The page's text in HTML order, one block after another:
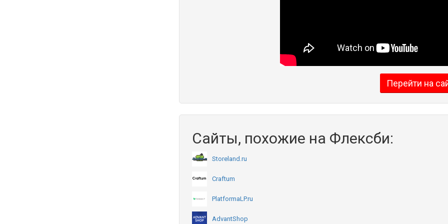
Перейти на
Сайты, похожие на Флексби:
Storeland.ru
Craftum
PlatformaLP.ru
AdvantShop